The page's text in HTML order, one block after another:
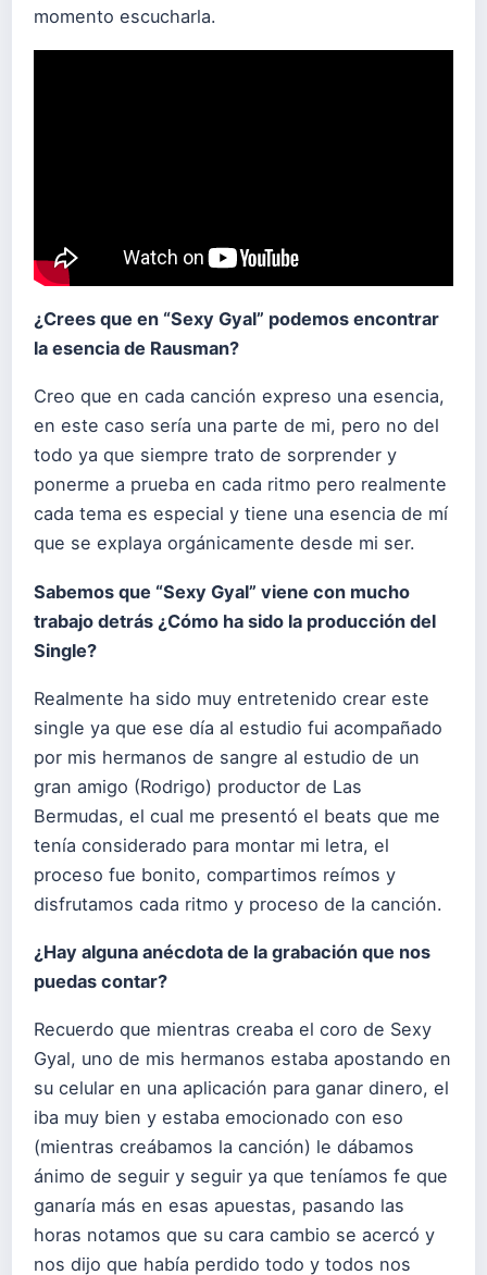
momento escucharla.
¿Crees que en “Sexy Gyal” podemos encontrar
la esencia de Rausman?
Creo que en cada canción expreso una esencia,
en este caso sería una parte de mi, pero no del
todo ya que siempre trato de sorprender y
ponerme a prueba en cada ritmo pero realmente
cada tema es especial y tiene una esencia de mí
que se explaya orgánicamente desde mi ser.
Sabemos que “Sexy Gyal” viene con mucho
trabajo detrás ¿Cómo ha sido la producción del
Single?
Realmente ha sido muy entretenido crear este
single ya que ese día al estudio fui acompañado
por mis hermanos de sangre al estudio de un
gran amigo (Rodrigo) productor de Las
Bermudas, el cual me presentó el beats que me
tenía considerado para montar mi letra, el
proceso fue bonito, compartimos reímos y
disfrutamos cada ritmo y proceso de la canción.
¿Hay alguna anécdota de la grabación que nos
puedas contar?
Recuerdo que mientras creaba el coro de Sexy
Gyal, uno de mis hermanos estaba apostando en
su celular en una aplicación para ganar dinero, el
iba muy bien y estaba emocionado con eso
(mientras creábamos la canción) le dábamos
ánimo de seguir y seguir ya que teníamos fe que
ganaría más en esas apuestas, pasando las
horas notamos que su cara cambio se acercó y
nos dijo que había perdido todo y todos nos